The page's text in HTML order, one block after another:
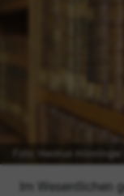
Im Wesentlichen